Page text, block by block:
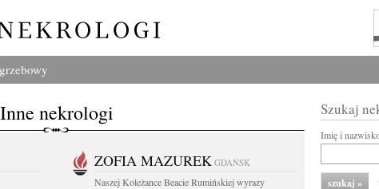
Inne nekrologi
ZOFIA MAZUREK GDAŃSK
Naszej Koleżance Beacie Rumińskiej wyrazy
Szukaj
Imię i